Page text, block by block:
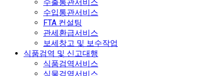
수출통관서비스
수입통관서비스
FTA 컨설팅
관세환급서비스
보세창고 및 보수작업
식품검역 및 신고대행
식품검역서비스
식물검역서비스